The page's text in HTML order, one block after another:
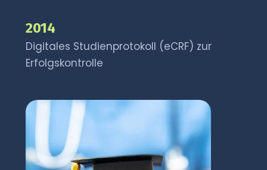
2014
Digitales Studienprotokoll (eCRF) zur
Erfolgskontrolle